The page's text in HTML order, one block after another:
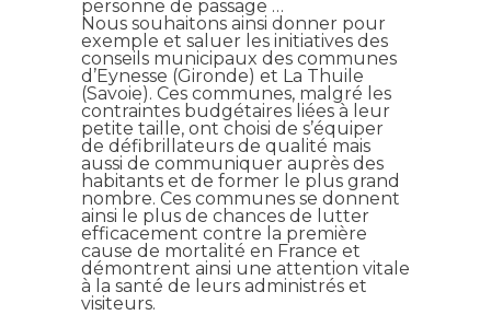
personne de passage …
Nous souhaitons ainsi donner pour
exemple et saluer les initiatives des
conseils municipaux des communes
d’Eynesse (Gironde) et La Thuile
(Savoie). Ces communes, malgré les
contraintes budgétaires liées à leur
petite taille, ont choisi de s’équiper
de défibrillateurs de qualité mais
aussi de communiquer auprès des
habitants et de former le plus grand
nombre. Ces communes se donnent
ainsi le plus de chances de lutter
efficacement contre la première
cause de mortalité en France et
démontrent ainsi une attention vitale
à la santé de leurs administrés et
visiteurs.